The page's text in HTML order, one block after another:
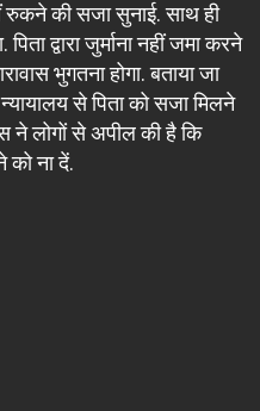
रुकने की सजा सुनाई. साथ ही
द्वारा जुर्माना नहीं जमा करने
भुगतना होगा. बताया जा
से पिता को सजा मिलने
ने लोगों से अपील की है कि
को ना दें.